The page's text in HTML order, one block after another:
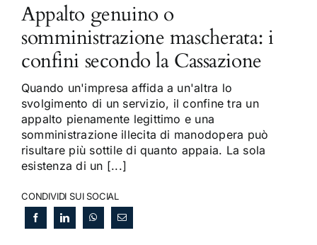
Appalto genuino o
somministrazione mascherata: i
confini secondo la Cassazione
Quando un'impresa affida a un'altra lo
svolgimento di un servizio, il confine tra un
appalto pienamente legittimo e una
somministrazione illecita di manodopera può
risultare più sottile di quanto appaia. La sola
esistenza di un [...]
CONDIVIDI SUI SOCIAL